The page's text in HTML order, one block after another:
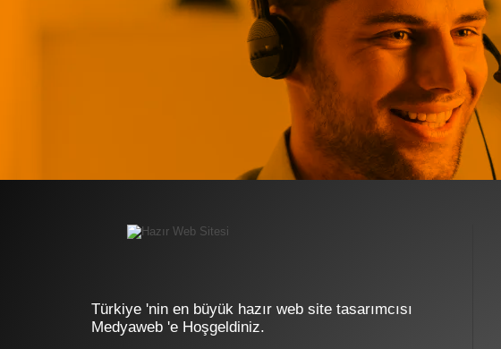
Türkiye 'nin en büyük hazır web site tasarımcısı
Medyaweb 'e Hoşgeldiniz.